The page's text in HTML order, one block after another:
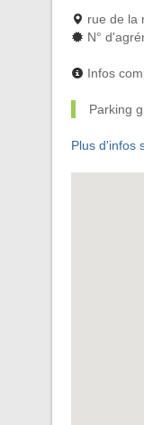
rue de la
N°
Infos
Parking
Plus d'infos